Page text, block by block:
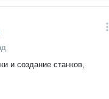
и создание станков,